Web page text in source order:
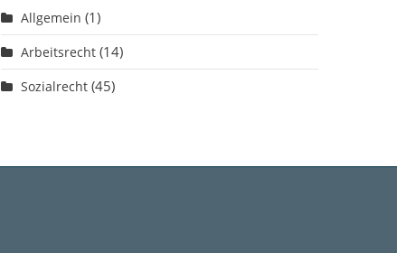
Allgemein (1)
Arbeitsrecht (14)
Sozialrecht (45)